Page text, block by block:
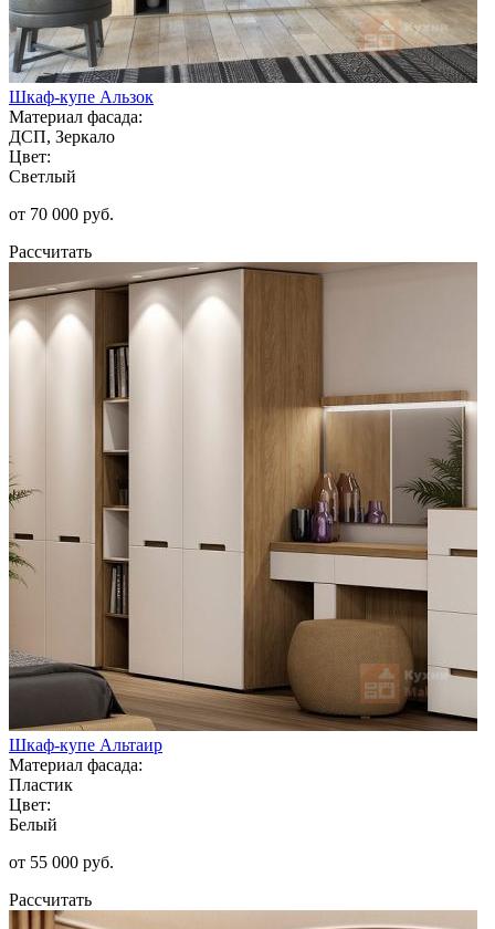
Шкаф-купе Альзок
Материал фасада:
ДСП, Зеркало
Цвет:
Светлый
от 70 000 руб.
Рассчитать
Шкаф-купе Альтаир
Материал фасада:
Пластик
Цвет:
Белый
от 55 000 руб.
Рассчитать